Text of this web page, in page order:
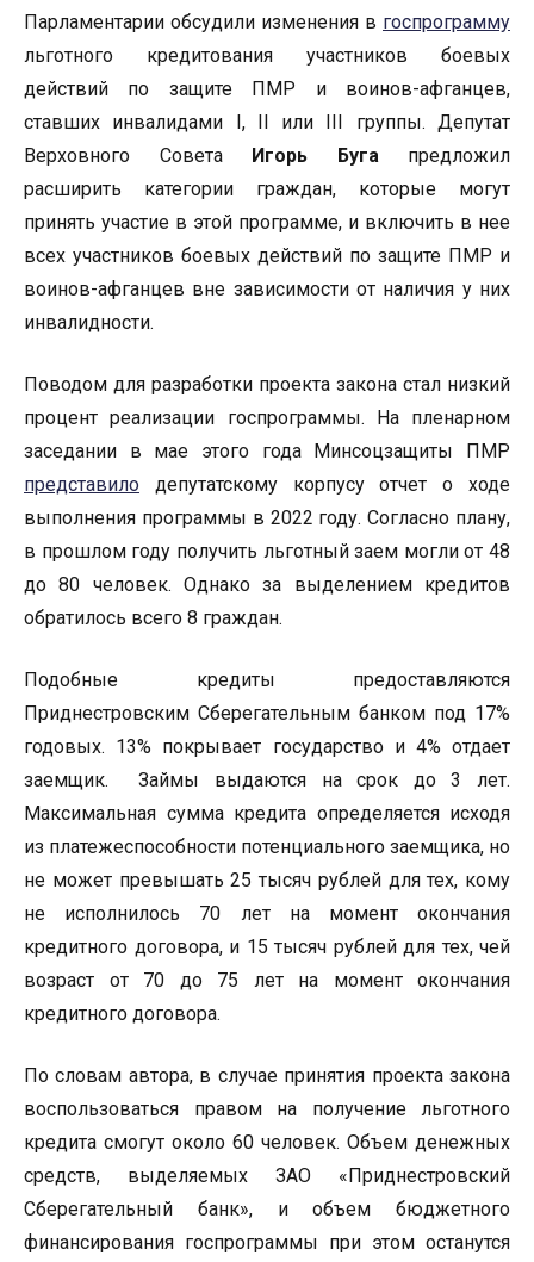
Парламентарии обсудили изменения в госпрограмму
льготного кредитования участников боевых
действий по защите ПМР и воинов-афганцев,
ставших инвалидами I, II или III группы. Депутат
Верховного Совета Игорь Бугапредложил
расширить категории граждан, которые могут
принять участие в этой программе, и включить в нее
всех участников боевых действий по защите ПМР и
воинов-афганцев вне зависимости от наличия у них
инвалидности.
Поводом для разработки проекта закона стал низкий
процент реализации госпрограммы. На пленарном
заседании в мае этого года Минсоцзащиты ПМР
представило депутатскому корпусу отчет о ходе
выполнения программы в 2022 году. Согласно плану,
в прошлом году получить льготный заем могли от 48
до 80 человек. Однако за выделением кредитов
обратилось всего 8 граждан.
Подобные кредиты предоставляются
Приднестровским Сберегательным банком под 17%
годовых. 13% покрывает государство и 4% отдает
заемщик. Займы выдаются на срок до 3 лет.
Максимальная сумма кредита определяется исходя
из платежеспособности потенциального заемщика, но
не может превышать 25 тысяч рублей для тех, кому
не исполнилось 70 лет на момент окончания
кредитного договора, и 15 тысяч рублей для тех, чей
возраст от 70 до 75 лет на момент окончания
кредитного договора.
По словам автора, в случае принятия проекта закона
воспользоваться правом на получение льготного
кредита смогут около 60 человек. Объем денежных
средств, выделяемых ЗАО «Приднестровский
Сберегательный банк», и объем бюджетного
финансирования госпрограммы при этом останутся